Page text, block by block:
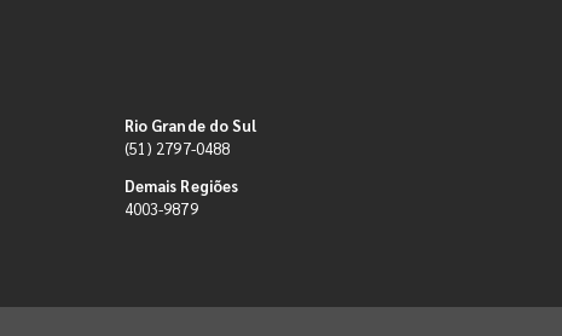
Rio Grande do Sul
(51) 2797-0488
Demais Regiões
4003-9879